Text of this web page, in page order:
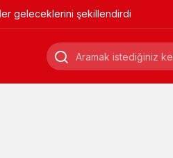
geleceklerini şekillendirdi